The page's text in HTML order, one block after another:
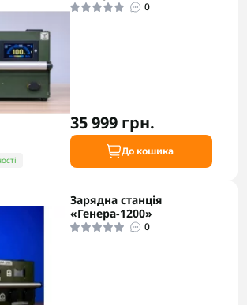
0
35 999 грн.
До кошика
Зарядна станція
«Генера-1200»
0